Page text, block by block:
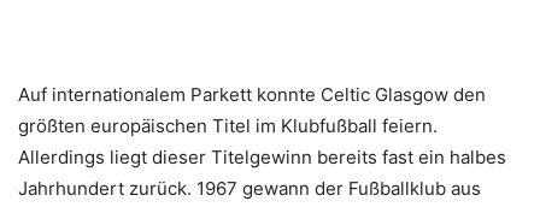
Auf internationalem Parkett konnte Celtic Glasgow den
größten europäischen Titel im Klubfußball feiern.
Allerdings liegt dieser Titelgewinn bereits fast ein halbes
Jahrhundert zurück. 1967 gewann der Fußballklub aus